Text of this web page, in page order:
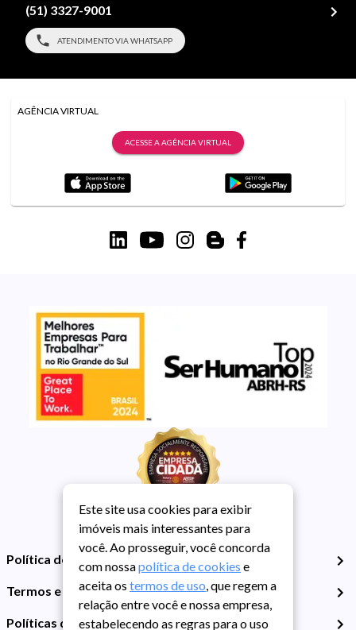
(51) 3327-9001
ATENDIMENTO VIA WHATSAPP
AGÊNCIA VIRTUAL
ACESSE A AGÊNCIA VIRTUAL
Política de Privacidade
Termos e Condições de Uso
Políticas de Cookies
Este site usa cookies para exibir
imóveis mais interessantes para
você. Ao prosseguir, você concorda
com nossapolítica de cookies e
aceita os termos de uso, que regem a
relação entre você e nossa empresa,
estabelecendo as regras para o uso